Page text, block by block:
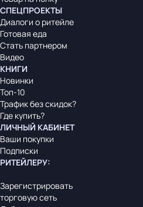
СПЕЦПРОЕКТЫ
Диалоги о ритейле
Готовая еда
Стать партнером
Видео
КНИГИ
Новинки
Топ-10
Трафик без скидок?
Где купить?
ЛИЧНЫЙ КАБИНЕТ
Ваши покупки
Подписки
РИТЕЙЛЕРУ:
Зарегистрировать
торговую сеть